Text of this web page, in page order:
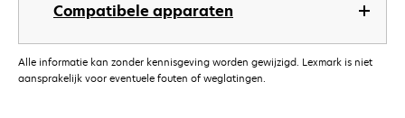
Compatibele apparaten
Alle informatie kan zonder kennisgeving worden gewijzigd. Lexmark is niet
aansprakelijk voor eventuele fouten of weglatingen.